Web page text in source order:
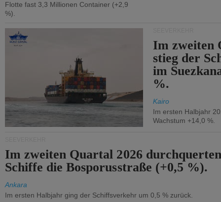
Flotte fast 3,3 Millionen Container (+2,9
%).
Im zweiten
stieg der
im
%.
Kairo
Im ersten Halbjahr
Wachstum +14,0 %.
Im zweiten Quartal 2026
Schiffe die Bosporusstraße (+0,5 %).
Ankara
Im ersten Halbjahr ging der Schiffsverkehr um 0,5 % zurück.